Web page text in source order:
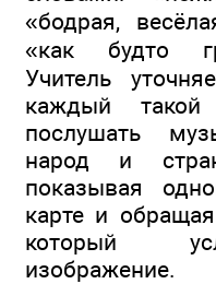
«бодрая,
«как будто
Учитель
каждый такой
послушать
народ и
показывая
карте и
который
изображение.